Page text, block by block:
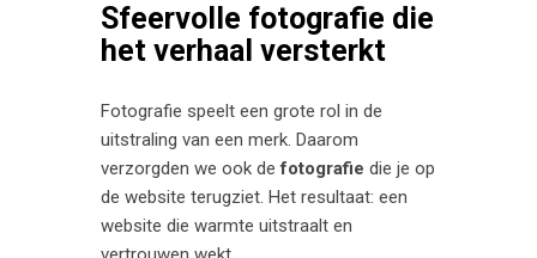
Sfeervolle fotografie die
het verhaal versterkt
Fotografie speelt een grote rol in de
uitstraling van een merk. Daarom
verzorgden we ook defotografie die je op
de website terugziet. Het resultaat: een
website die warmte uitstraalt en